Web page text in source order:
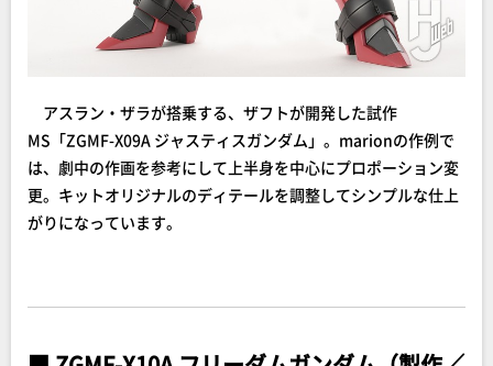
アスラン・ザラが搭乗する、ザフトが開発した試作
MS「ZGMF-X09A ジャスティスガンダム」。marionの作例で
は、劇中の作画を参考にして上半身を中心にプロポーション変
更。キットオリジナルのディテールを調整してシンプルな仕上
がりになっています。